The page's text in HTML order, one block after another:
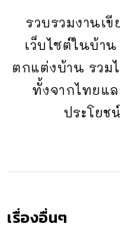
รวบรวมงานเ
เว็บไซต์ในบ้า
ตกแต่งบ้าน รวม
ทั้งจากไทยแล
ประโยช
เรื่องอื่นๆ